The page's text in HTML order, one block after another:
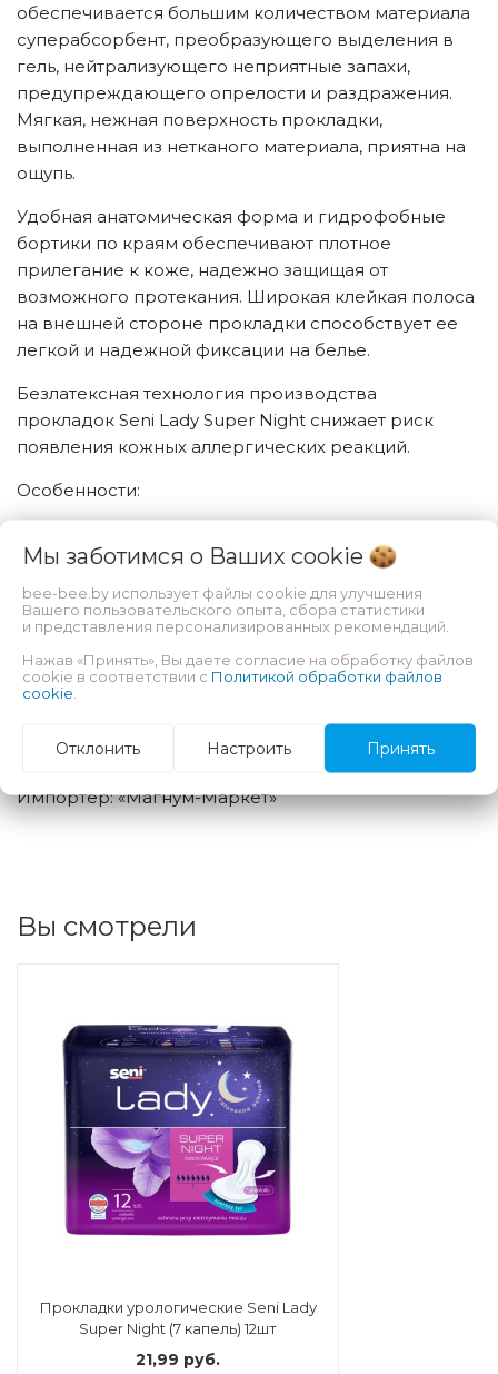
обеспечивается большим количеством материала
суперабсорбент, преобразующего выделения в
гель, нейтрализующего неприятные запахи,
предупреждающего опрелости и раздражения.
Мягкая, нежная поверхность прокладки,
выполненная из нетканого материала, приятна на
ощупь.
Удобная анатомическая форма и гидрофобные
бортики по краям обеспечивают плотное
прилегание к коже, надежно защищая от
возможного протекания. Широкая клейкая полоса
на внешней стороне прокладки способствует ее
легкой и надежной фиксации на белье.
Безлатексная технология производства
прокладок Seni Lady Super Night снижает риск
появления кожных аллергических реакций.
Особенности:
— уровень впитываемости: 7 капель
— впитываемость по методу Ротвелла: 1200 мл
— размер: 18×37см
— количество в упаковке: 12шт
Страна происхождения: Польша
Изготовитель: TZMO S.A. 87-100 Torun,
ul.Zolkiewskiego, 20/26, Польша
Импортер: «Магнум-Маркет»
Вы смотрели
Прокладки урологические Seni Lady
Super Night (7 капель) 12шт
21,99 руб.
Мы заботимся о Ваших cookie
bee-bee.by использует файлы cookie для улучшения
Вашего пользовательского опыта, сбора статистики
и представления персонализированных рекомендаций.
Нажав «Принять», Вы даете согласие на обработку файлов
cookie в соответствии с Политикой обработки файлов
cookie
Отклонить Настроить Принять